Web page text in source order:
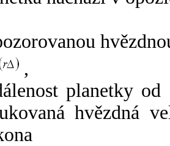
,
planetky od
hvězdná